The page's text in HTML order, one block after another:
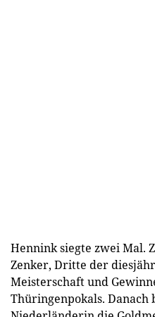
Hennink siegte zwei Mal.
Zenker, Dritte der
Meisterschaft und
Thüringenpokals. Danach